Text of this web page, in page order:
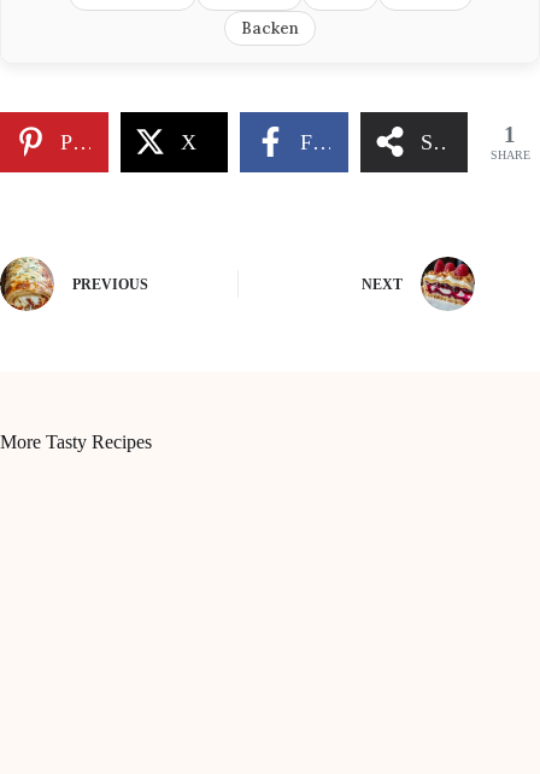
Backen
Pinterest X Facebook Share 1
SHARE
PREVIOUS NEXT
More Tasty Recipes